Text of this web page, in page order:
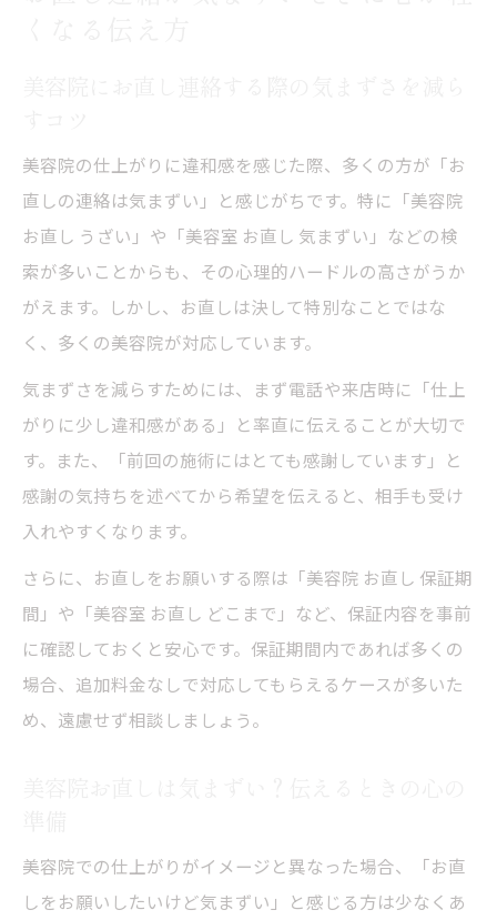
美容院の仕上がりに違和感を感じた際、多くの方が「お
直しの連絡は気まずい」と感じがちです。特に「美容院
お直し うざい」や「美容室 お直し 気まずい」などの検
索が多いことからも、その心理的ハードルの高さがうか
がえます。しかし、お直しは決して特別なことではな
く、多くの美容院が対応しています。
気まずさを減らすためには、まず電話や来店時に「仕上
がりに少し違和感がある」と率直に伝えることが大切で
す。また、「前回の施術にはとても感謝しています」と
感謝の気持ちを述べてから希望を伝えると、相手も受け
入れやすくなります。
さらに、お直しをお願いする際は「美容院 お直し 保証期
間」や「美容室 お直し どこまで」など、保証内容を事前
に確認しておくと安心です。保証期間内であれば多くの
場合、追加料金なしで対応してもらえるケースが多いた
め、遠慮せず相談しましょう。
美容院での仕上がりがイメージと異なった場合、「お直
しをお願いしたいけど気まずい」と感じる方は少なくあ